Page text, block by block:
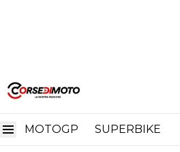
MOTOGP SUPERBIKE